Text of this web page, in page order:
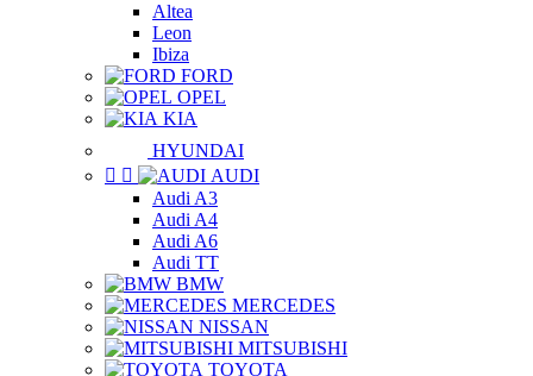
Altea
Leon
Ibiza
FORD
OPEL
KIA
HYUNDAI
 
AUDI
Audi A3
Audi A4
Audi A6
Audi TT
BMW
MERCEDES
NISSAN
MITSUBISHI
TOYOTA